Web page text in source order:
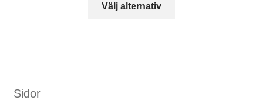
Välj alternativ
Sidor